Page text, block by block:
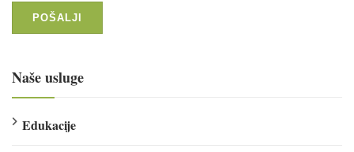
Naše usluge
Edukacije